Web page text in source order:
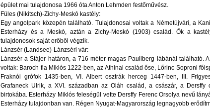
épület mai tulajdonosa 1966 óta Anton Lehmden festőművész.
Füles (Nikitsch)-Zichy-Meskó kastély:
Egy angolpark közepén található. Tulajdonosai voltak a Németújvári, a
Esterházy és a Meskó, aztán a Zichy-Meskó (1903) család. Ők a
tulajdonosok saját erőből végzik.
Lánzsér (Landsee)-Lánzséri vár:
Lánzsér a Stájer határon, a 716 méter magas Pauliberg lábánál található.
voltak: Baroch fia Miklós 1222-ben, az Athinai család őse, Lőrinc Soproni
Fraknói grófok 1435-ben, VI. Albert osztrák herceg 1447-ben, III.
Grafaneck Ulrik, a XVI. században az Oláh család, a császár, a Dersffy
birtokába. Esterházy Miklós feleségül vette Dersffy Ferenc Orsolya nevű
Esterházy tulajdonban van. Régen Nyugat-Magyarország legnagyobb